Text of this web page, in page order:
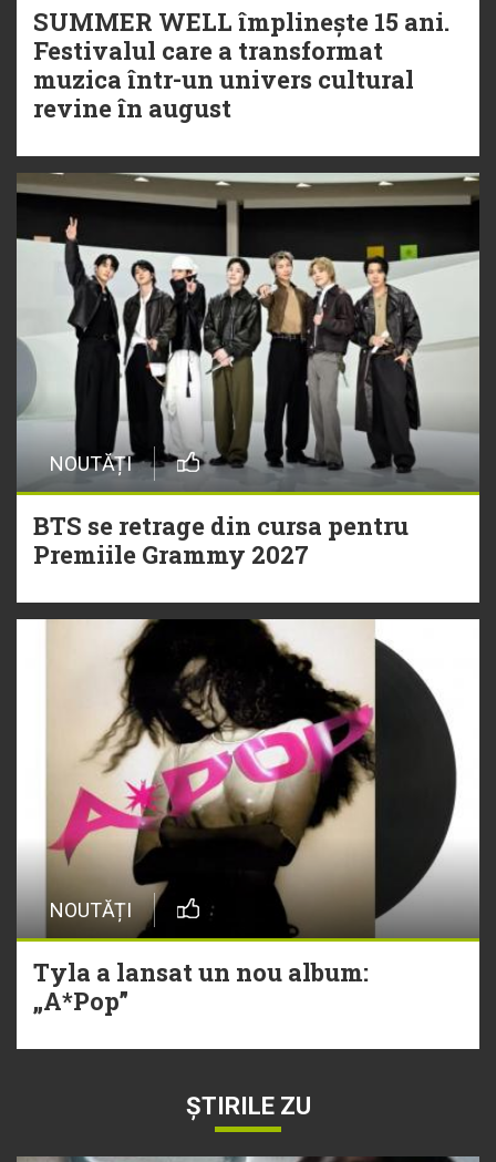
SUMMER WELL împlinește 15 ani.
Festivalul care a transformat
muzica într-un univers cultural
revine în august
NOUTĂȚI
BTS se retrage din cursa pentru
Premiile Grammy 2027
NOUTĂȚI
Tyla a lansat un nou album:
„A*Pop”
ȘTIRILE ZU